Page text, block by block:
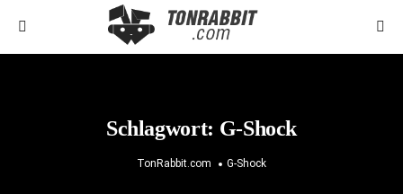
Schlagwort: G-Shock
TonRabbit.com G-Shock